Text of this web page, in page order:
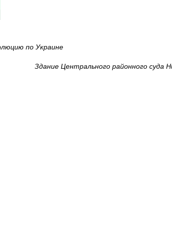
по Украине
Здание Центрального районного суда